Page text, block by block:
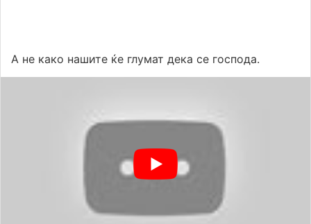
А не како нашите ќе глумат дека се господа.